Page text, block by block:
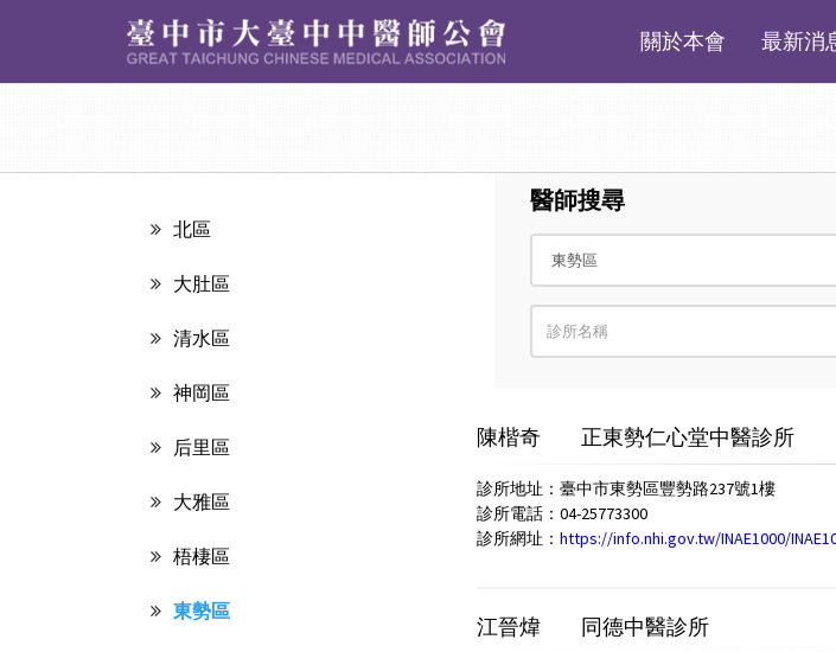
關於本會 最新消
北區
大肚區
清水區
神岡區
后里區
大雅區
梧棲區
東勢區
醫師搜尋
陳楷奇 正東勢仁心堂中醫診所
診所地址：臺中市東勢區豐勢路237號1樓
診所電話：04-25773300
診所網址： https://info.nhi.gov.tw/INAE1000/
江晉煒 同德中醫診所